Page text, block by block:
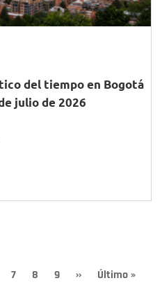
del tiempo en Bogotá
julio de 2026
Page
7 Page
8 Page
9
Siguiente
››
Última
Último »